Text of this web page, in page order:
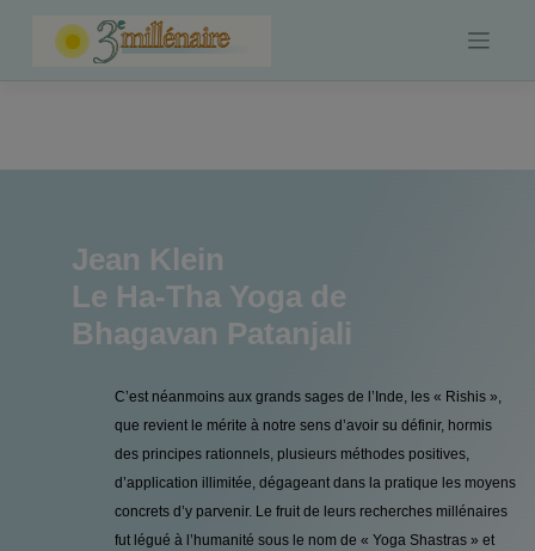
Jean Klein
Le Ha-Tha Yoga de
Bhagavan Patanjali
C’est néanmoins aux grands sages de l’Inde, les « Rishis »,
que revient le mérite à notre sens d’avoir su définir, hormis
des principes rationnels, plusieurs méthodes positives,
d’application illimitée, dégageant dans la pratique les moyens
concrets d’y parvenir. Le fruit de leurs recherches millénaires
fut légué à l’humanité sous le nom de « Yoga Shastras » et